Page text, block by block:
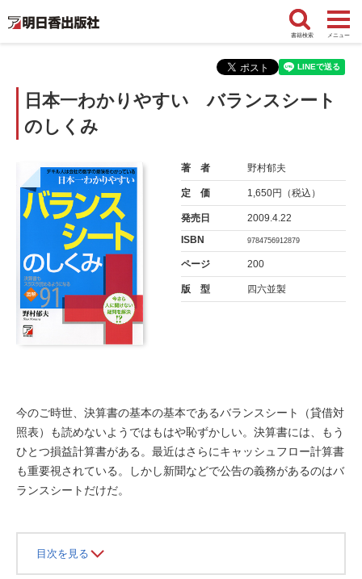
書籍検索 メニュー
日本一わかりやすい バランスシート
のしくみ
著 者 野村郁夫
定 価 1,650円（税込）
発売日
2009.4.22
ISBN
9784756912879
ページ 200
版 型 四六並製
今のご時世、決算書の基本の基本であるバランスシート（貸借対
照表）も読めないようではもはや恥ずかしい。決算書には、もう
ひとつ損益計算書がある。最近はさらにキャッシュフロー計算書
も重要視されている。しかし新聞などで公告の義務があるのはバ
ランスシートだけだ。
目次を見る